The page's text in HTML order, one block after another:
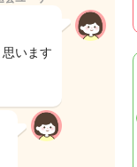
います